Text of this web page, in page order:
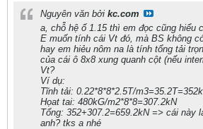
Nguyên văn bởi kc.com
a, chỗ hệ ố 1.15 thì em đọc cũng hiểu
E muốn tính cái Vt đó, mà BS không
hay em hiẻu nôm na là tính tổng tải
của cái ô 8x8 xung quanh cột (nếu
Vt?
Ví dụ:
Tĩnh tải: 0.22*8*8*2.5T/
Họat tai: 480kG/m2*8*8=307.2kN
Tổng: 352+307.2=659.2kN => cái này
anh? tks a nhé